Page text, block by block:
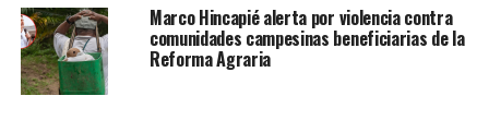
Marco Hincapié alerta por violencia contra
comunidades campesinas beneficiarias de la
Reforma Agraria